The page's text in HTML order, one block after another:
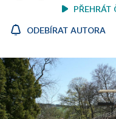
PŘEHRÁT
ODEBÍRAT AUTORA